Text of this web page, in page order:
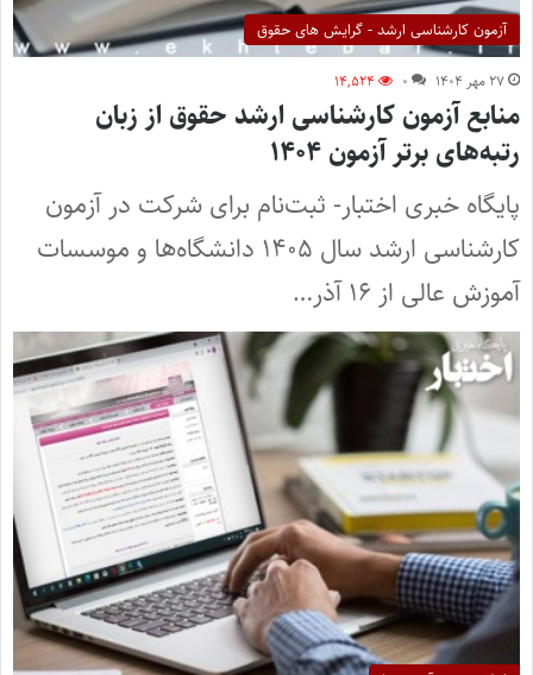
آزمون کارشناسی ارشد - گرایش های حقوق
۲۷ مهر ۱۴۰۴ ۰ ۱۴,۵۲۴
منابع آزمون کارشناسی ارشد حقوق از زبان
رتبه‌های برتر آزمون ۱۴۰۴
پایگاه خبری اختبار- ثبت‌نام برای شرکت در آزمون
کارشناسی ارشد سال ۱۴۰۵ دانشگاه‌ها و موسسات
آموزش عالی از ۱۶ آذر…